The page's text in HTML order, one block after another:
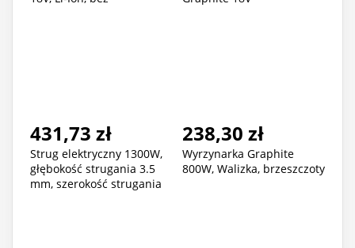
431,73 zł
Strug elektryczny 1300W,
głębokość strugania 3.5
mm, szerokość strugania
238,30 zł
Wyrzynarka Graphite
800W, Walizka, brzeszczoty